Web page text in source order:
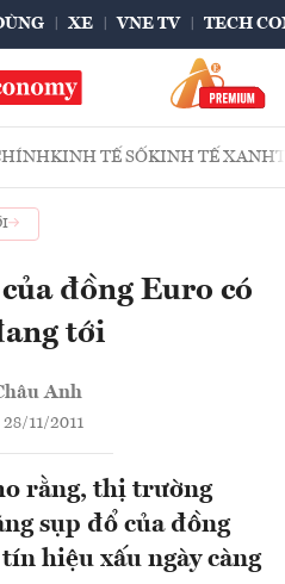
XE VNE TV TECH
KINH TẾ SỐKINH TẾ XANH
đồng Euro có
tới
Anh
11/2011
rằng, thị trường
sụp đổ của đồng
hiệu xấu ngày càng